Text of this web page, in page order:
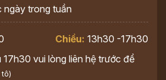
ngày trong tuần
Chiều: 13h30 -17h30
17h30 vui lòng liên hệ trước để